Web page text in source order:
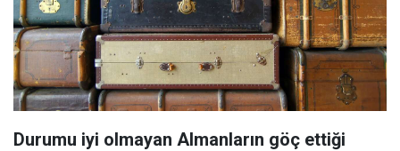
Durumu iyi olmayan Almanların göç ettiği